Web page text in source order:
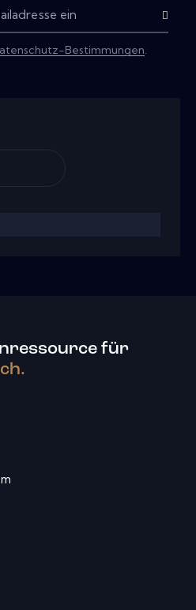
Subscribe
Bestimmungen.
für